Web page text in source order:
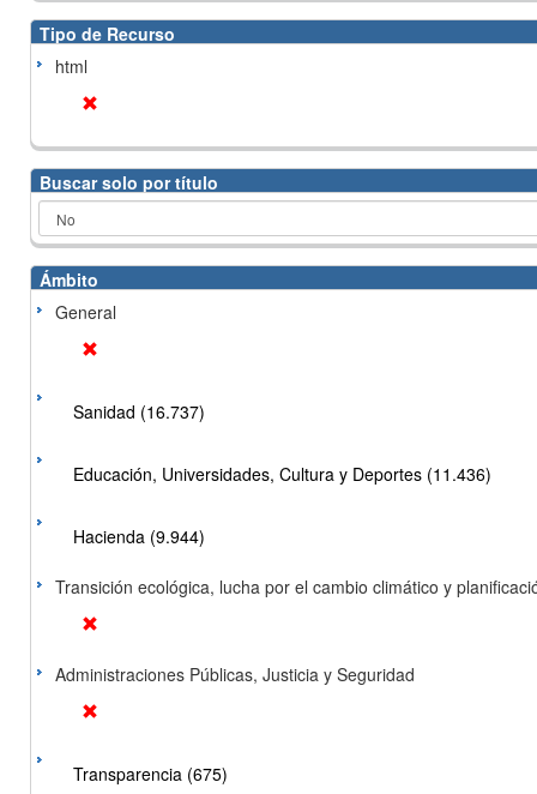
Tipo de Recurso
html
Buscar solo por título
Ámbito
General
Sanidad (16.737)
Educación, Universidades, Cultura y Deportes (11.436)
Hacienda (9.944)
Transición ecológica, lucha por el cambio climático y
Administraciones Públicas, Justicia y Seguridad
Transparencia (675)